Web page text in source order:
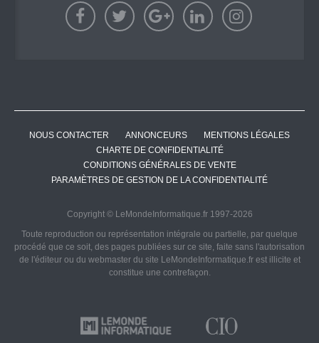
NOUS CONTACTER ANNONCEURS
MENTIONS LÉGALES
CHARTE DE CONFIDENTIALITÉ
CONDITIONS GÉNÉRALES DE VENTE
PARAMÈTRES DE GESTION DE LA CONFIDENTIALITÉ
Copyright © LeMondeInformatique.fr 1997-2026
Toute reproduction ou représentation intégrale ou partielle, par quelque
procédé que ce soit, des pages publiées sur ce site, faite sans l'autorisation
de l'éditeur ou du webmaster du site LeMondeInformatique.fr est illicite et
constitue une contrefaçon.